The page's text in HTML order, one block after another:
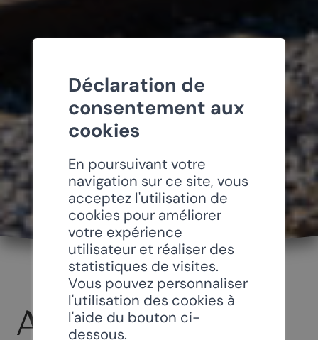
ACCÈS ET
Déclaration de
consentement aux
cookies
En poursuivant votre
navigation sur ce site, vous
acceptez l'utilisation de
cookies pour améliorer
votre expérience
utilisateur et réaliser des
statistiques de visites.
Vous pouvez personnaliser
l'utilisation des cookies à
l'aide du bouton ci-
dessous.